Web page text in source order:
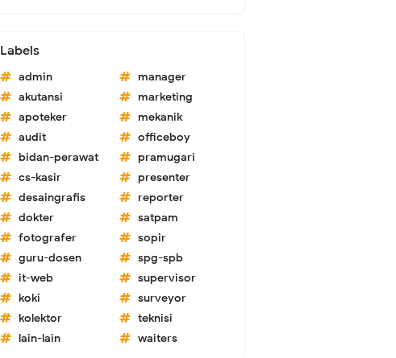
Labels
admin
akutansi
apoteker
audit
bidan-perawat
cs-kasir
desaingrafis
dokter
fotografer
guru-dosen
it-web
koki
kolektor
lain-lain
manager
marketing
mekanik
officeboy
pramugari
presenter
reporter
satpam
sopir
spg-spb
supervisor
surveyor
teknisi
waiters